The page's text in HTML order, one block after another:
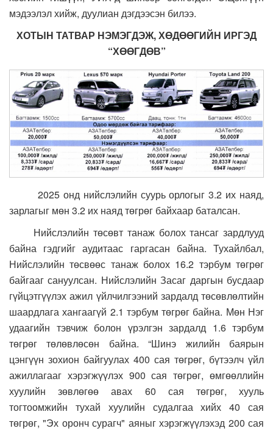
мэдээлэл хийж, дуулиан дэгдээсэн билээ.
ХОТЫН ТАТВАР НЭМЭГДЭЖ, ХӨДӨӨГИЙН ИРГЭД
“ХӨӨГДӨВ”
2025 онд нийслэлийн суурь орлогыг 3.2 их наяд,
зарлагыг мөн 3.2 их наяд төгрөг байхаар баталсан.
Нийслэлийн төсөвт танаж болох тансаг зардлууд
байна гэдгийг аудитаас гаргасан байна. Тухайлбал,
Нийслэлийн төсвөөс танаж болох 16.2 тэрбум төгрөг
байгааг сануулсан. Нийслэлийн Засаг даргын бусдаар
гүйцэтгүүлэх ажил үйлчилгээний зардалд төсөвлөлтийн
шаардлага хангаагүй 2.1 тэрбум төгрөг байна. Мөн Нэг
удаагийн тэвчиж болон үрэлгэн зардалд 1.6 тэрбум
төгрөг төлөвлөсөн байна. “Шинэ жилийн баярын
цэнгүүн зохион байгуулах 400 сая төгрөг, бүтээлч үйл
ажиллагааг хэрэгжүүлэх 900 сая төгрөг, өмгөөллийн
хуулийн зөвлөгөө авах 60 сая төгрөг, хууль
тогтоомжийн тухай хуулийн судалгаа хийх 40 сая
төгрөг, "Эх оронч сурагч" аяныг хэрэгжүүлэхэд 200 сая